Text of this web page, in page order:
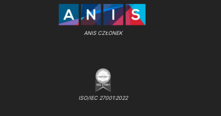
ANIS CZŁONEK
ISO/IEC 27001:2022